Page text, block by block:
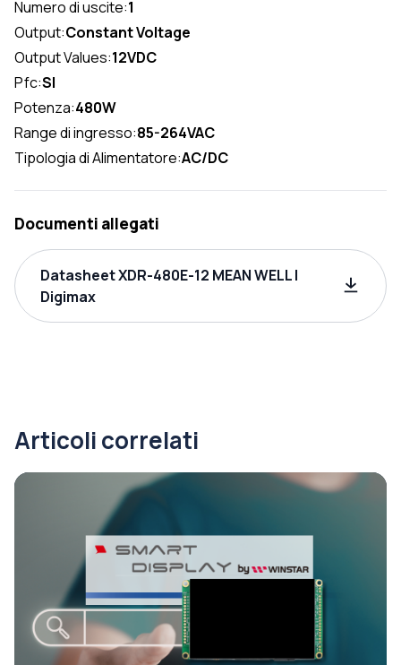
Numero di uscite:1
Output:Constant Voltage
Output Values:12VDC
Pfc:SI
Potenza:480W
Range di ingresso:85-264VAC
Tipologia di Alimentatore:AC/DC
Documenti allegati
Datasheet XDR-480E-12 MEAN WELL |
Digimax
Articoli correlati